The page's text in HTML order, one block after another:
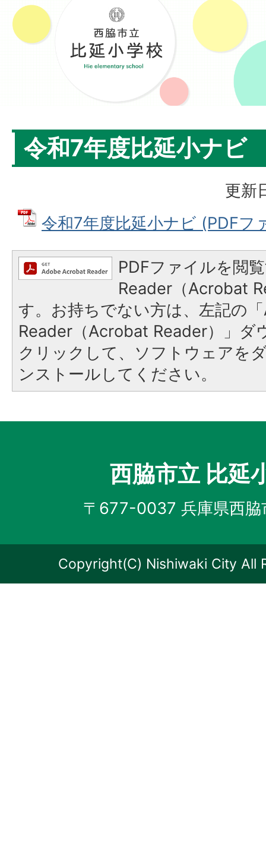
令和7年度比延小ナビ
更新
令和7年度比延小ナビ (PDFフ
PDFファイルを閲
Reader（Acrobat
す。お持ちでない方は、左記の
Reader（Acrobat Reader）」ダ
クリックして、ソフトウェアを
ンストールしてください。
西脇市立 比延
〒677-0037 兵庫県西脇
Copyright(C) Nishiwaki City All